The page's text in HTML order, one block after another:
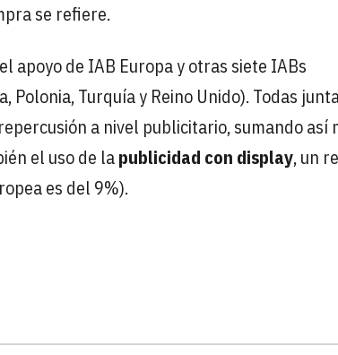
se refiere.
apoyo de IAB Europa y otras siete IABs
Turquía y Reino Unido). Todas
a nivel publicitario, sumando así
el uso de lapublicidad con display, un
es del 9%).